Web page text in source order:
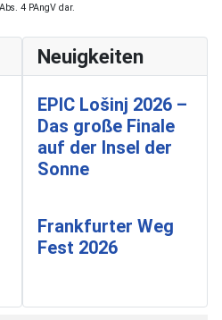
4 PAngV dar.
Neuigkeiten
EPIC Lošinj 2026 –
Das große Finale
auf der Insel der
Sonne
Frankfurter Weg
Fest 2026